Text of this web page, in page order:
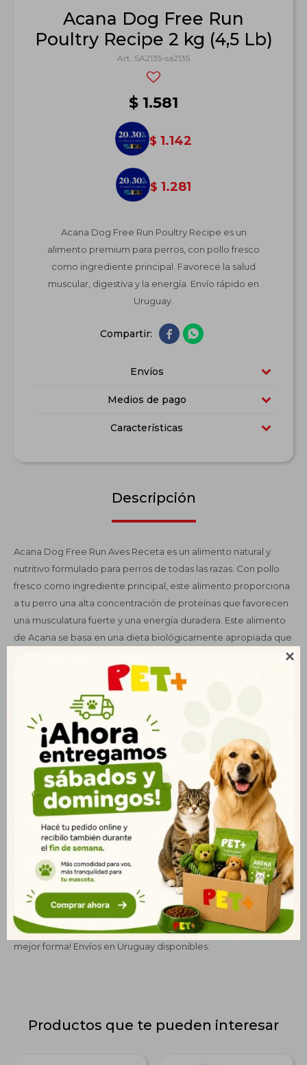

Acana Dog Free Run
Poultry Recipe 2 kg (4,5 Lb)
SA2135-sa2135
$ 1.581
$ 1.142
$ 1.281
Acana Dog Free Run Poultry Recipe es un
alimento premium para perros, con pollo fresco
como ingrediente principal. Favorece la salud
muscular, digestiva y la energía. Envío rápido en
Uruguay.
 
Envíos
Medios de pago
Características
Descripción
Acana Dog Free Run Aves Receta es un alimento natural y
nutritivo formulado para perros de todas las razas. Con pollo
fresco como ingrediente principal, este alimento proporciona
a tu perro una alta concentración de proteínas que favorecen
una musculatura fuerte y una energía duradera. Este alimento
de Acana se basa en una dieta biológicamente apropiada que
utiliza ingredientes frescos y sin cereales, proporcionando una
nutrición equilibrada y deliciosa. Además de pollo, esta receta
incluye pavo fresco e hígado de pollo , lo que asegura una alta
palatabilidad y beneficios para la salud general de tu perro. La
fórmula está enriquecida con Omega 3 para promover una
piel sana y un pelaje brillante, y con fibra natural proveniente
de calabaza y manzanas para una digestión óptima. Al no
contener cereales, es ideal para perros con sensibilidad
digestiva o alergias alimentarias. Beneficios principales : Alta
concentración de proteínas frescas de pollo y pavo para una
musculatura fuerte. Omega 3 para una piel sana y pelaje
brillante. Fibra natural para una digestión saludable. Sin
cereales para una dieta más fácil de digerir. Envío en rápido
Uruguay para que tu perro disfrute de su comida sin esperar.
Ideal para : Perros adultos de todas las razas que necesitan una
nutrición rica en proteínas y fácil de digerir. ¡Tu perro disfrutará
de cada bocado, mientras mantiene su energía y salud en su
mejor forma! Envíos en Uruguay disponibles.
Productos que te pueden interesar